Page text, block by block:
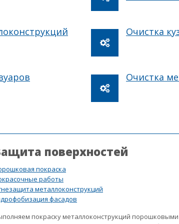
Очистка
Очистка
поверхностей
покраска
работы
металлоконструкций
фасадов
покраску металлоконструкций